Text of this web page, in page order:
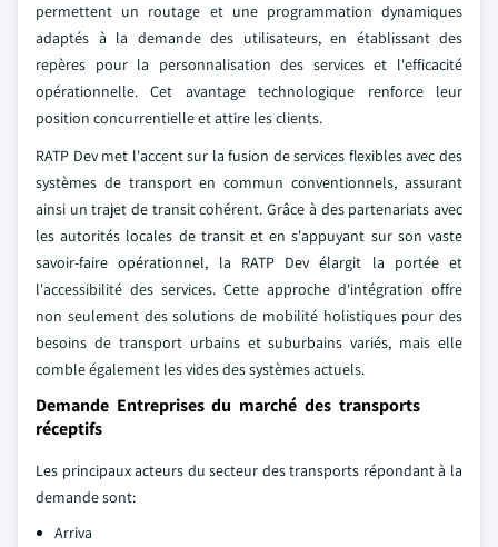
permettent un routage et une programmation dynamiques
adaptés à la demande des utilisateurs, en établissant des
repères pour la personnalisation des services et l'efficacité
opérationnelle. Cet avantage technologique renforce leur
position concurrentielle et attire les clients.
RATP Dev met l'accent sur la fusion de services flexibles avec des
systèmes de transport en commun conventionnels, assurant
ainsi un trajet de transit cohérent. Grâce à des partenariats avec
les autorités locales de transit et en s'appuyant sur son vaste
savoir-faire opérationnel, la RATP Dev élargit la portée et
l'accessibilité des services. Cette approche d'intégration offre
non seulement des solutions de mobilité holistiques pour des
besoins de transport urbains et suburbains variés, mais elle
comble également les vides des systèmes actuels.
Demande Entreprises du marché des transports
réceptifs
Les principaux acteurs du secteur des transports répondant à la
demande sont:
Arriva